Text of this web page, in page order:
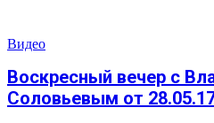
Видео
Воскресный вечер с
Соловьевым от